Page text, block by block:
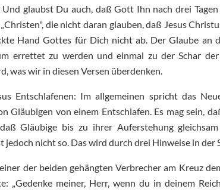
Und glaubst Du auch, daß Gott Ihn nach drei
die nicht daran glauben, daß Jesus
Hand Gottes für Dich nicht ab. Der Glaube an
errettet zu werden und einmal zu der Schar
was wir in diesen Versen überdenken.
Entschlafenen: Im allgemeinen spricht das
Gläubigen von einem Entschlafen. Es mag sein,
Gläubige bis zu ihrer Auferstehung
jedoch nicht so. Das wird durch drei Hinweise in der
der beiden gehängten Verbrecher am Kreuz
„Gedenke meiner, Herr, wenn du in deinem